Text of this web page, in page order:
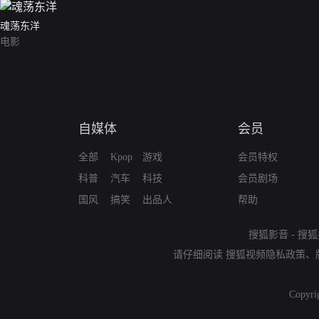
魂荡东洋
电影
自媒体
全部
科普
国风
Kpop
汽车
搞笑
游戏
科技
出品人
会员
会员特权
会员剧场
帮助
搜狐影音 - 搜
请仔细阅读 搜狐视频隐私政策、